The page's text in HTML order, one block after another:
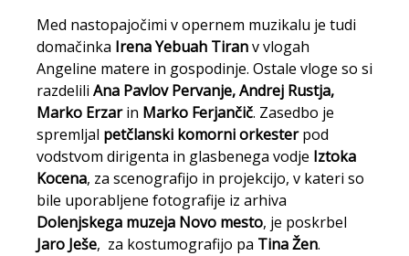
Med nastopajočimi v opernem muzikalu je tudi
domačinka Irena Yebuah Tiranv vlogah
Angeline matere in gospodinje. Ostale vloge so si
razdelili Ana Pavlov Pervanje, Andrej Rustja,
Marko Erzarin Marko Ferjančič. Zasedbo je
spremljal petčlanski komorni orkesterpod
vodstvom dirigenta in glasbenega vodje Iztoka
Kocena, za scenografijo in projekcijo, v kateri so
bile uporabljene fotografije iz arhiva
Dolenjskega muzeja Novo mesto, je poskrbel
Jaro Ješe, za kostumografijo pa Tina Žen.